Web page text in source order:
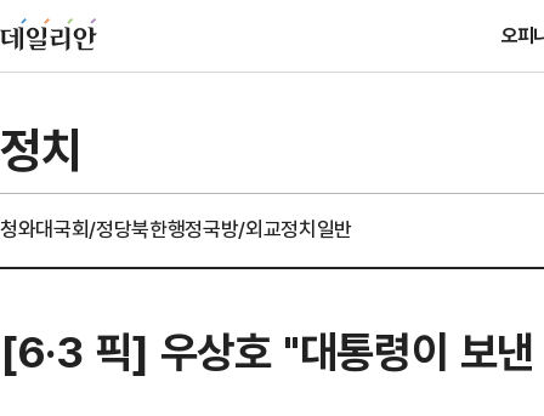
오피
정치
청와대국회/정당북한행정국방/외교정치일반
[6·3 픽] 우상호 "대통령이 보